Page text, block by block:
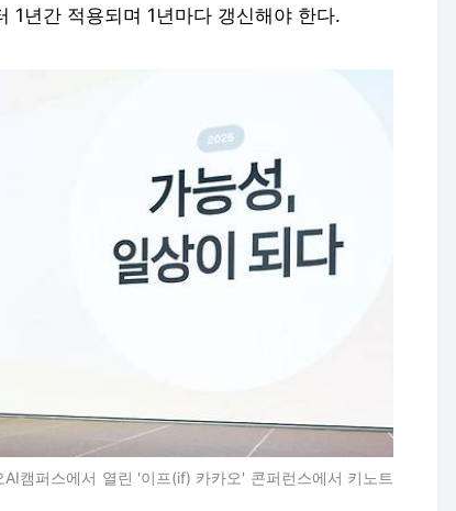
1년간 적용되며 1년마다 갱신해야 한다.
캠퍼스에서 열린 '이프(if) 카카오' 콘퍼런스에서 키노트